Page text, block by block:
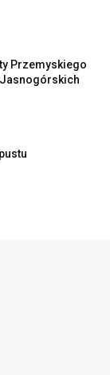
Przemyskiego